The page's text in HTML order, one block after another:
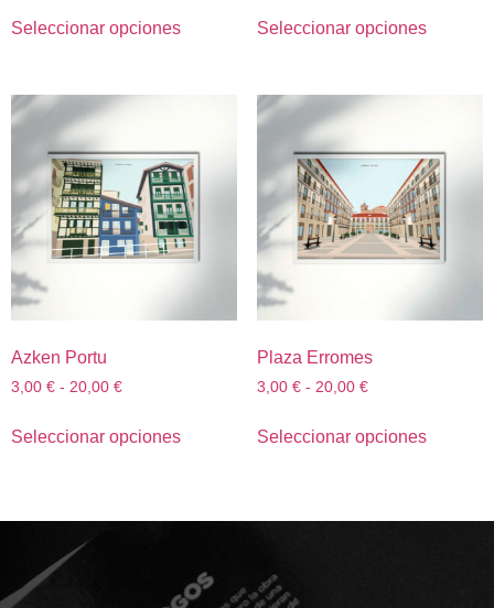
Seleccionar opciones Seleccionar opciones
Azken Portu
3,00 € - 20,00 €
Seleccionar opciones
Plaza Erromes
3,00 € - 20,00 €
Seleccionar opciones